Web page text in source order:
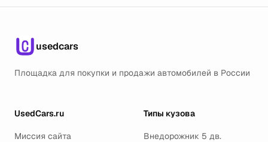
usedcars
Площадка для покупки и продажи автомобилей в России
UsedCars.ru
Миссия сайта
Типы кузова
Внедорожник 5 дв.